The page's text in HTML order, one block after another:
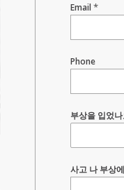
Email*
Phone
부상을 입었나
사고 나 부상